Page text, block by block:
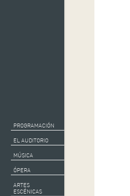
PROGRAMACIÓN
EL AUDITORIO
MÚSICA
ÓPERA
ARTES
ESCÉNICAS